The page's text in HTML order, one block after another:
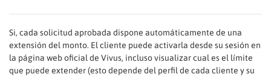
Si, cada solicitud aprobada dispone automáticamente de una
extensión del monto. El cliente puede activarla desde su sesión en
la página web oficial de Vivus, incluso visualizar cual es el límite
que puede extender (esto depende del perfil de cada cliente y su